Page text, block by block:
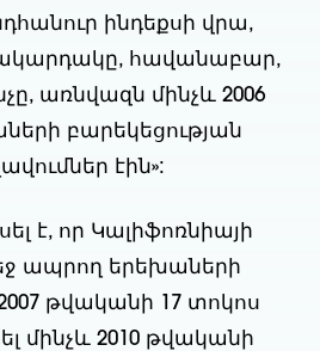
ինդեքսի վրա,
հավանաբար,
առնվազն մինչև 2006
բարեկեցության
էին»:
է, որ Կալիֆոռնիայի
ապրող երեխաների
թվականի 17 տոկոս
մինչև 2010 թվականի